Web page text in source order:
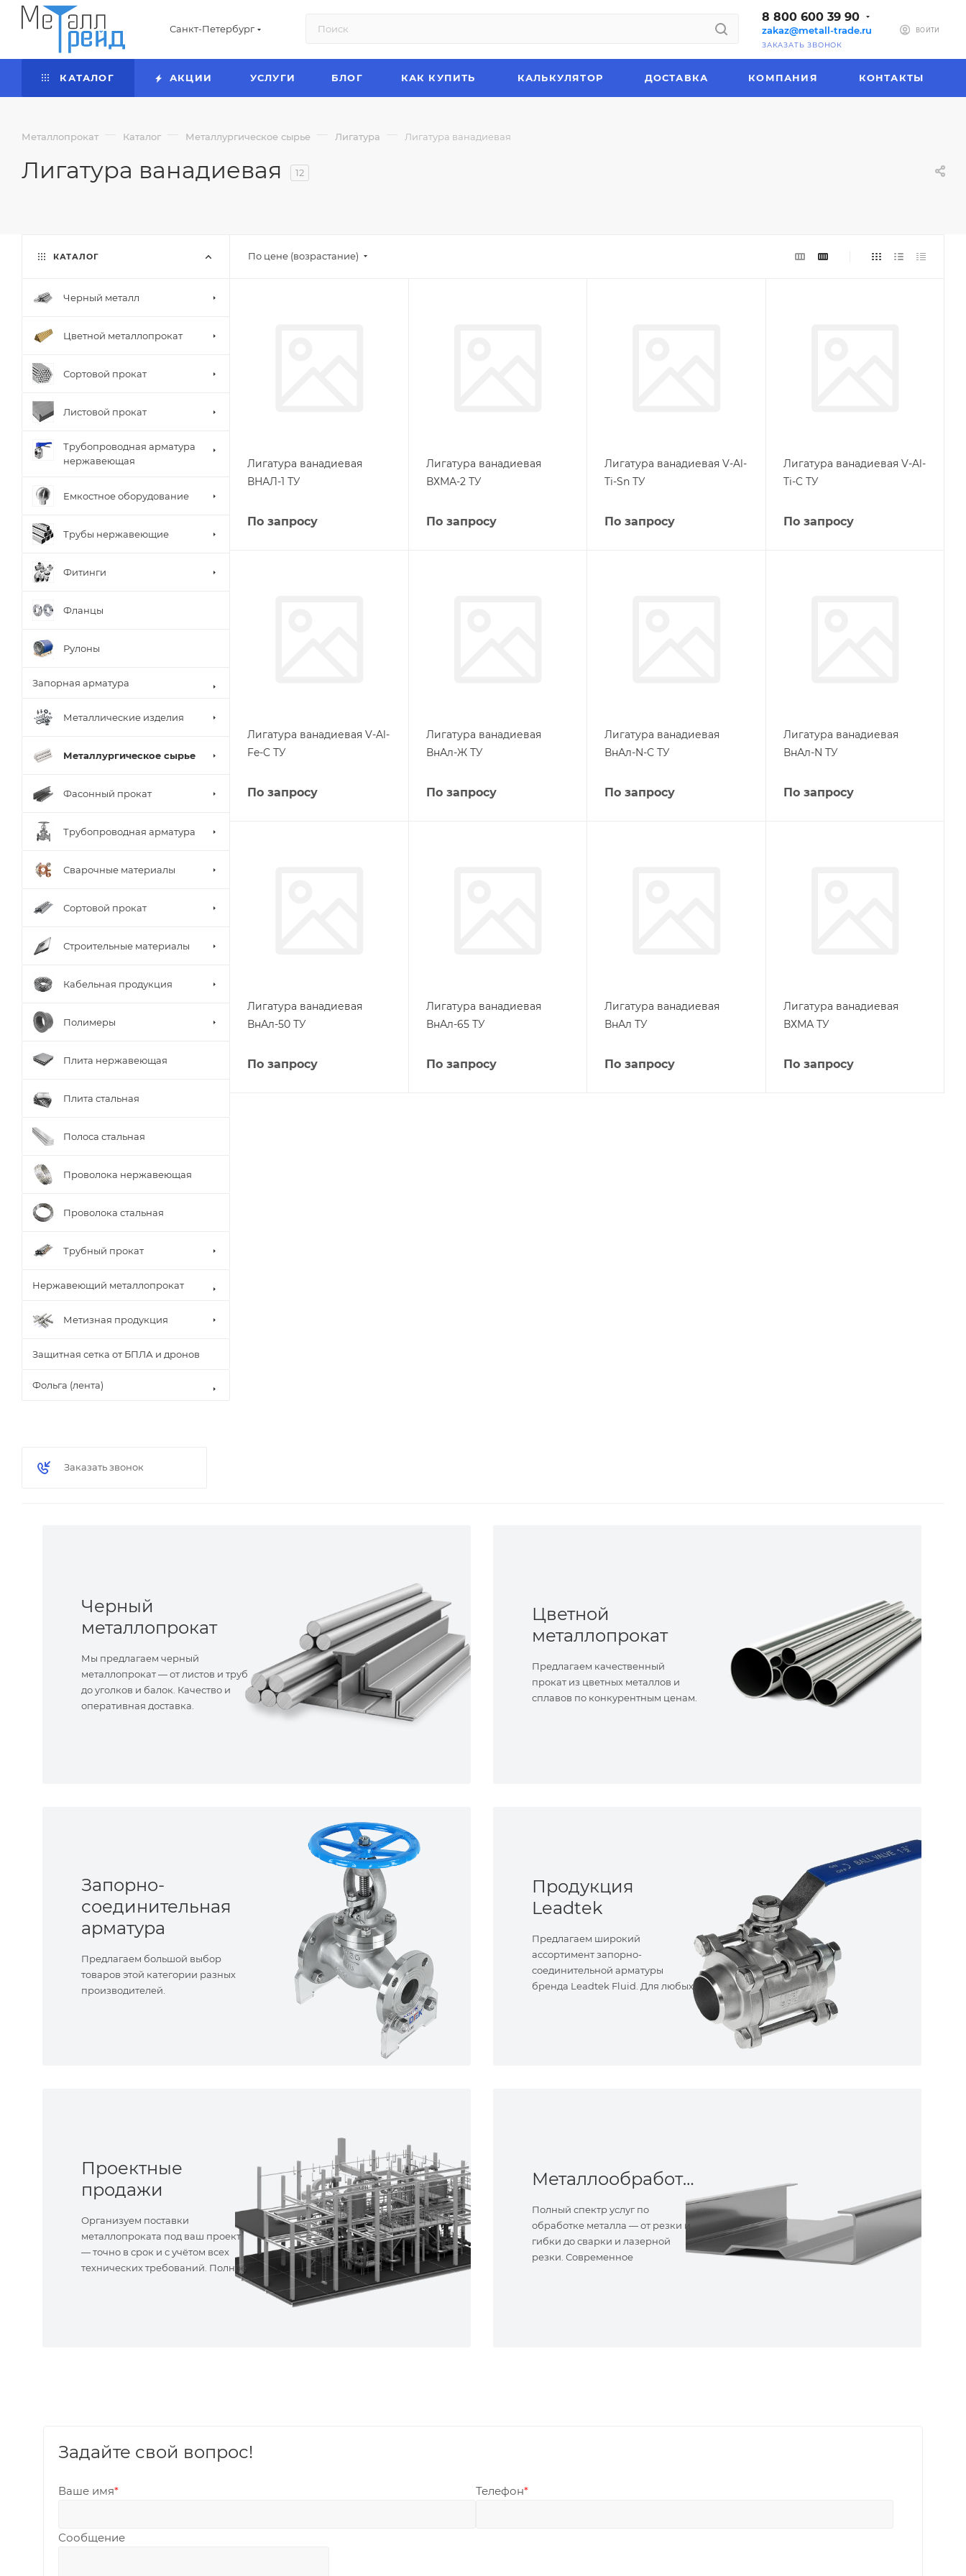
Санкт-Петербург
8 800 600 39 90
zakaz@metall-trade.ru
ЗАКАЗАТЬ ЗВОНОК
ВОЙТИ
КАТАЛОГ АКЦИИ УСЛУГИ БЛОГ КАК КУПИТЬ КАЛЬКУЛЯТОР ДОСТАВКА КОМПАНИЯ КОНТАКТЫ
Металлопрокат — Каталог — Металлургическое сырье — Лигатура — Лигатура ванадиевая
Лигатура ванадиевая 12
По цене (возрастание)
Лигатура ванадиевая
ВНАЛ-1 ТУ
По запросу
Лигатура ванадиевая
ВХМА-2 ТУ
По запросу
Лигатура ванадиевая V-Al-
Ti-Sn ТУ
По запросу
Лигатура ванадиевая V-Al-
Ti-C ТУ
По запросу
Лигатура ванадиевая V-Al-
Fe-C ТУ
По запросу
Лигатура ванадиевая
ВнАл-Ж ТУ
По запросу
Лигатура ванадиевая
ВнАл-N-С ТУ
По запросу
Лигатура ванадиевая
ВнАл-N ТУ
По запросу
Лигатура ванадиевая
ВнАл-50 ТУ
По запросу
Лигатура ванадиевая
ВнАл-65 ТУ
По запросу
Лигатура ванадиевая
ВнАл ТУ
По запросу
Лигатура ванадиевая
ВХМА ТУ
По запросу
КАТАЛОГ
Черный металл
Цветной металлопрокат
Сортовой прокат
Листовой прокат
Трубопроводная арматура
нержавеющая
Емкостное оборудование
Трубы нержавеющие
Фитинги
Фланцы
Рулоны
Запорная арматура
Металлические изделия
Металлургическое сырье
Фасонный прокат
Трубопроводная арматура
Сварочные материалы
Сортовой прокат
Строительные материалы
Кабельная продукция
Полимеры
Плита нержавеющая
Плита стальная
Полоса стальная
Проволока нержавеющая
Проволока стальная
Трубный прокат
Нержавеющий металлопрокат
Метизная продукция
Защитная сетка от БПЛА и дронов
Фольга (лента)
Заказать звонок
Черный
металлопрокат
Мы предлагаем черный
металлопрокат — от листов и труб
до уголков и балок. Качество и
оперативная доставка.
Цветной
металлопрокат
Предлагаем качественный
прокат из цветных металлов и
сплавов по конкурентным ценам.
Запорно-
соединительная
арматура
Предлагаем большой выбор
товаров этой категории разных
производителей.
Продукция
Leadtek
Предлагаем широкий
ассортимент запорно-
соединительной арматуры
бренда Leadtek Fluid. Для любых
Проектные
продажи
Организуем поставки
металлопроката под ваш проект
— точно в срок и с учётом всех
технических требований. Полное
Металлообработка
Полный спектр услуг по
обработке металла — от резки и
гибки до сварки и лазерной
резки. Современное
Задайте свой вопрос!
Ваше имя* Телефон*
Сообщение